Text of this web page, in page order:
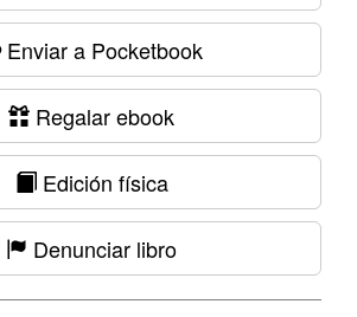
Enviar a Pocketbook
Regalar ebook
Edición física
Denunciar libro